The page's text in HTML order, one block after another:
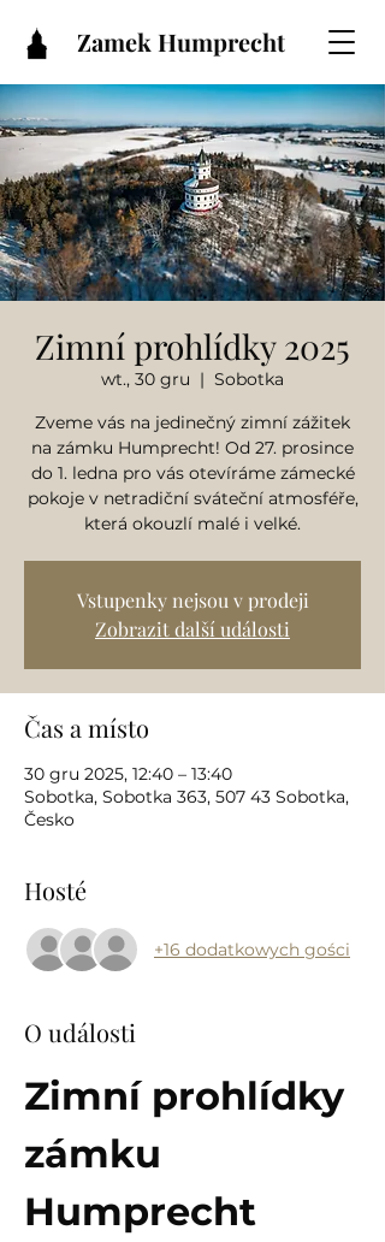
Zamek Humprecht
Zimní prohlídky 2025
wt., 30 gru
  |
Sobotka
Zveme vás na jedinečný zimní zážitek
na zámku Humprecht! Od 27. prosince
do 1. ledna pro vás otevíráme zámecké
pokoje v netradiční sváteční atmosféře,
která okouzlí malé i velké.
Vstupenky nejsou v prodeji
Zobrazit další události
Čas a místo
30 gru 2025, 12:40 – 13:40
Sobotka, Sobotka 363, 507 43 Sobotka,
Česko
Hosté
+16 dodatkowych gości
O události
Zimní prohlídky
zámku
Humprecht